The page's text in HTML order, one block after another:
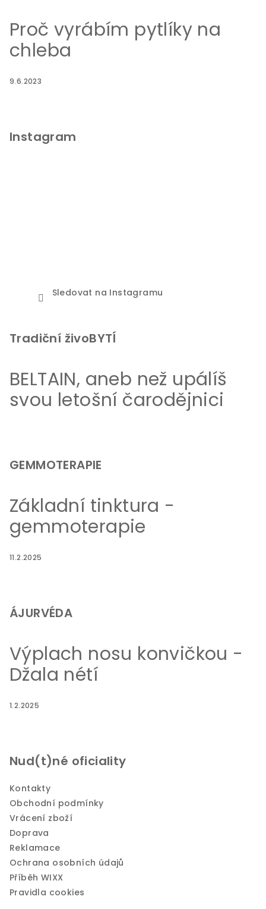
Proč vyrábím pytlíky na
chleba
9.6.2023
Instagram
Sledovat na Instagramu
Tradiční živoBYTÍ
BELTAIN, aneb než upálíš
svou letošní čarodějnici
GEMMOTERAPIE
Základní tinktura -
gemmoterapie
11.2.2025
ÁJURVÉDA
Výplach nosu konvičkou -
Džala nétí
1.2.2025
Nud(t)né oficiality
Kontakty
Obchodní podmínky
Vrácení zboží
Doprava
Reklamace
Ochrana osobních údajů
Příběh WIXX
Pravidla cookies